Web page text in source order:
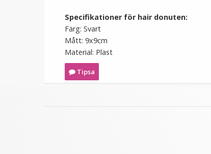
Specifikationer för hair donuten:
Färg: Svart
Mått: 9x9cm
Material: Plast
Tipsa